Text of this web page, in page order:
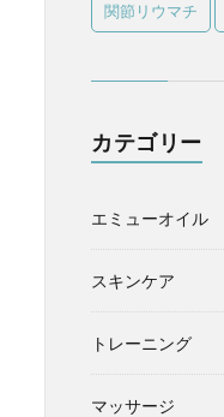
関節リウマチ
カテゴリー
エミューオイル
スキンケア
トレーニング
マッサージ